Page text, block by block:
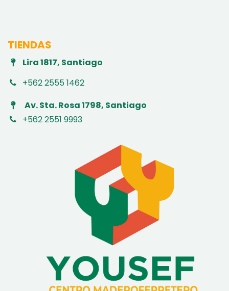
TIENDAS
Lira 1817, Santiago
+562 2555 1462
Av. Sta. Rosa 1798, Santiago
+562 2551 9993